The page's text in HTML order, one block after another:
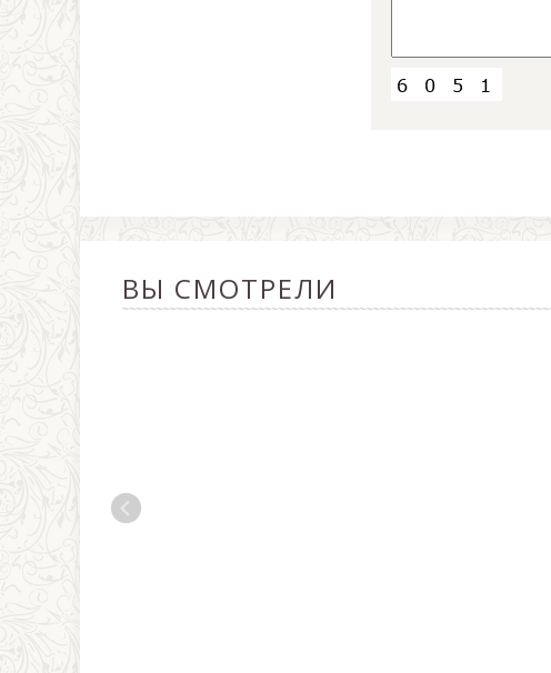
ВЫ СМОТРЕЛИ